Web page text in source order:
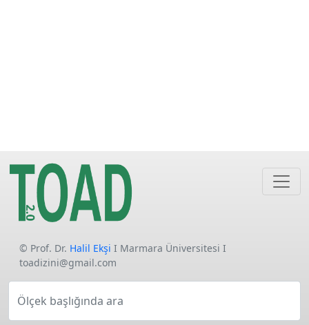
© Prof. Dr. Halil Ekşi I Marmara Üniversitesi I
toadizini@gmail.com
Ölçek başlığında ara